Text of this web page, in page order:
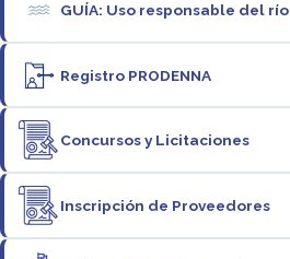
GUÍA: Uso responsable del río
Registro PRODENNA
Concursos y Licitaciones
Inscripción de Proveedores